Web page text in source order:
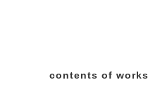
contents of works